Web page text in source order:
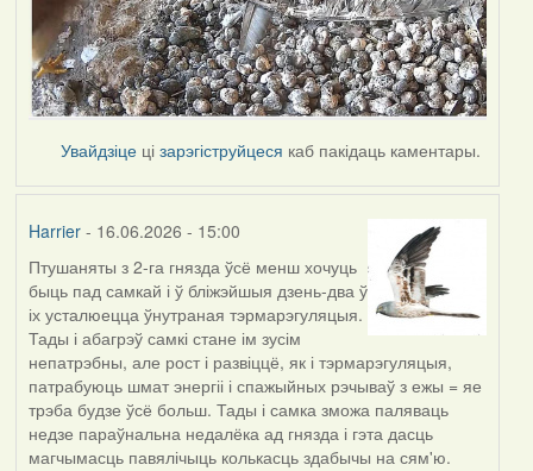
Увайдзіце цізарэгіструйцеся каб пакідаць каментары.
Harrier- 16.06.2026 - 15:00
Птушаняты з 2-га гнязда ўсё менш хочуць
быць пад самкай і ў бліжэйшыя дзень-два ў
іх усталюецца ўнутраная тэрмарэгуляцыя.
Тады і абагрэў самкі стане ім зусім
непатрэбны, але рост і развіццё, як і тэрмарэгуляцыя,
патрабуюць шмат энергіі і спажыйных рэчываў з ежы = яе
трэба будзе ўсё больш. Тады і самка зможа паляваць
недзе параўнальна недалёка ад гнязда і гэта дасць
магчымасць павялічыць колькасць здабычы на сям'ю.